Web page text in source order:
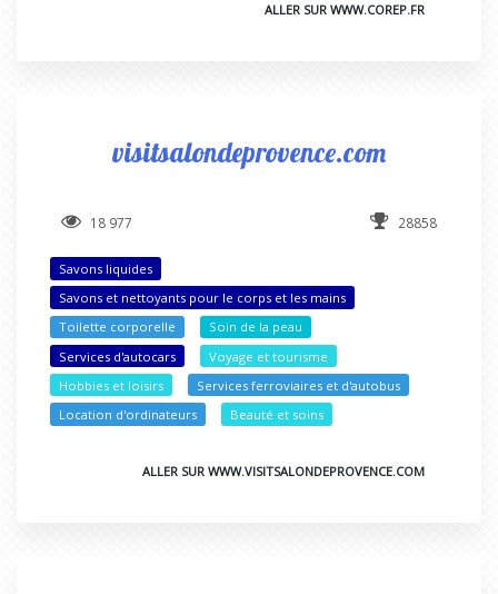
ALLER SUR WWW.COREP.FR
visitsalondeprovence.com
18 977 28858
Savons liquides
Savons et nettoyants pour le corps et les mains
Toilette corporelle
Soin de la peau
Services d'autocars
Voyage et tourisme
Hobbies et loisirs
Services ferroviaires et d'autobus
Location d'ordinateurs
Beauté et soins
ALLER SUR WWW.VISITSALONDEPROVENCE.COM